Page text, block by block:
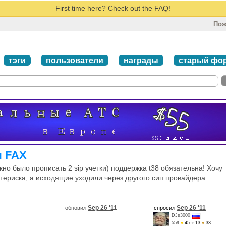
First time here? Check out the FAQ!
тэги пользователи награды старый
FAX
было прописать 2 sip учетки) поддержка t38 обязательна! Хочу
а исходящие уходили через другого сип провайдера.
спросил Sep 26 '11
DJs3000
559 ● 45 ● 13 ● 33
обновил Sep 26 '11